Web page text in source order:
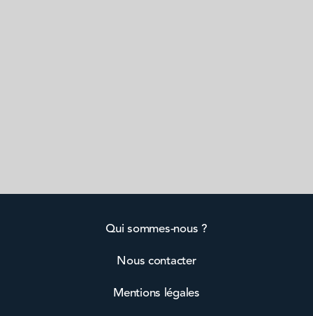
Qui sommes-nous ?
Nous contacter
Mentions légales